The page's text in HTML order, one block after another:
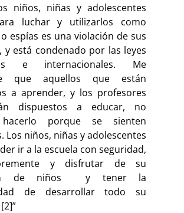
niños, niñas y adolescentes
luchar y utilizarlos como
espías es una violación de sus
y está condenado por las leyes
e internacionales. Me
que aquellos que están
a aprender, y los profesores
dispuestos a educar, no
porque se sienten
Los niños, niñas y adolescentes
ir a la escuela con seguridad,
y disfrutar de su
de niños y tener la
de desarrollar todo su